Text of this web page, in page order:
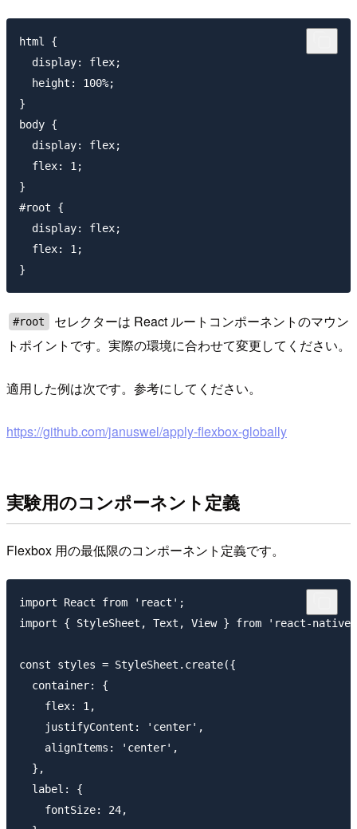
html {
  display: flex;
  height: 100%;
}
body {
  display: flex;
  flex: 1;
}
#root {
  display: flex;
  flex: 1;
#root
セレクターは React ルートコンポーネントのマウン
トポイントです。実際の環境に合わせて変更してください。
適用した例は次です。参考にしてください。
https://github.com/januswel/apply-flexbox-globally
実験用のコンポーネント定義
Flexbox 用の最低限のコンポーネント定義です。
import React from 'react';
import { StyleSheet, Text, View } from 'react-
const styles = StyleSheet.create({
  container: {
    flex: 1,
    justifyContent: 'center',
    alignItems: 'center',
  },
  label: {
    fontSize: 24,